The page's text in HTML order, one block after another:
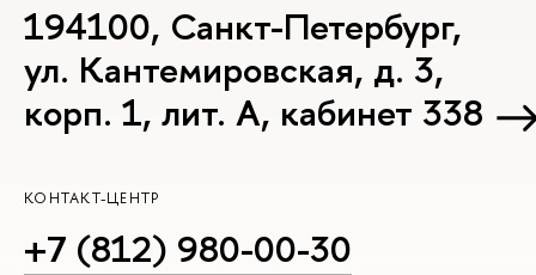
194100, Санкт-Петербург,
ул. Кантемировская, д. 3,
корп. 1, лит. А, кабинет 338
КОНТАКТ-ЦЕНТР
+7 (812) 980-00-30